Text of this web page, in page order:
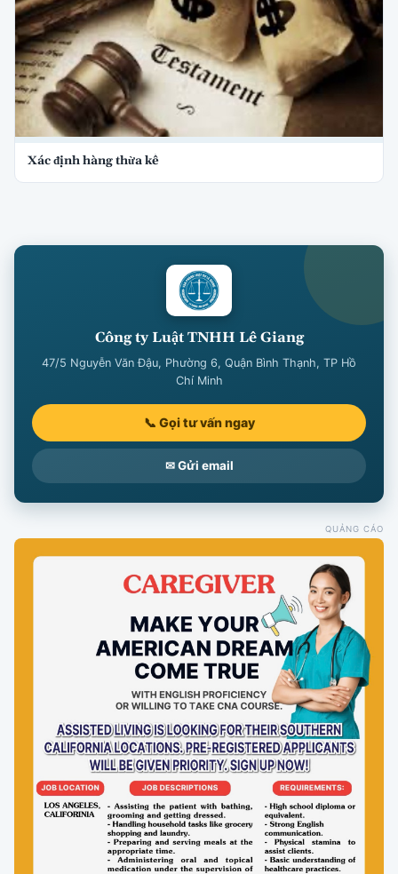
Xác định hàng thừa kế
Công ty Luật TNHH Lê Giang
47/5 Nguyễn Văn Đậu, Phường 6, Quận Bình Thạnh, TP Hồ
Chí Minh
📞 Gọi tư vấn ngay
✉ Gửi email
QUẢNG CÁO